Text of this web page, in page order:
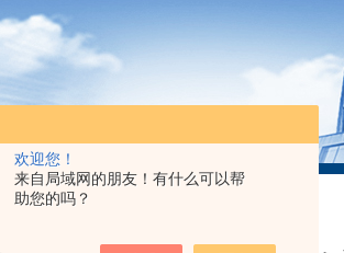
欢迎您！
来自局域网的朋友！有什么可以帮
助您的吗？